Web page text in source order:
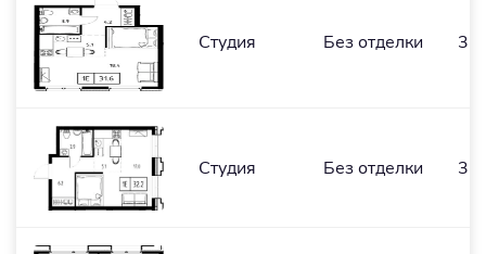
Студия Без отделки
Студия Без отделки